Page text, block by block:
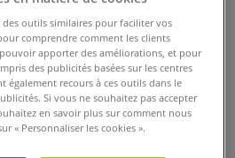
bougeoir
outils similaires pour faciliter vos
comprendre comment les clients
apporter des améliorations, et pour
des publicités basées sur les centres
également recours à ces outils dans le
Si vous ne souhaitez pas accepter
en savoir plus sur comment nous
« Personnaliser les cookies ».